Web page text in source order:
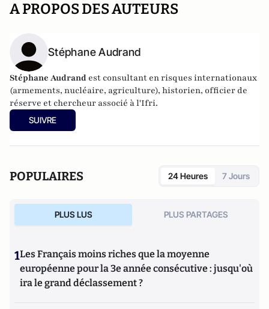
A PROPOS DES AUTEURS
Stéphane Audrand
Stéphane Audrand est consultant en risques internationaux
(armements, nucléaire, agriculture), historien, officier de
réserve et chercheur associé à l'Ifri.
SUIVRE
POPULAIRES 24 Heures 7 Jours
PLUS LUS PLUS PARTAGES
1Les Français moins riches que la moyenne
européenne pour la 3e année consécutive : jusqu'où
ira le grand déclassement ?